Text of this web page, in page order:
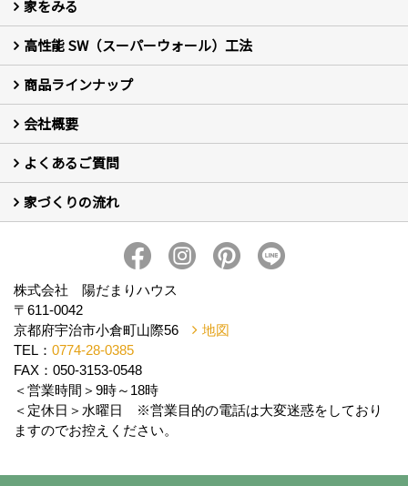
イベント予告
イベント報告
家をみる
フォトギャラリー
現場レポート
お客様の声
高性能 SW（スーパーウォール）工法
新築住宅の制振SW工法
セミ新築のSW工法（断熱リノベーション）
商品ラインナップ
セミ新築 (商標登録第6729704号) Hi・da・ma・ri の家
完全自由設計 注文住宅
自然素材の家 注文住宅
T-CLASS-北欧風セレクト住宅
会社概要
はじめての方 社長の想い
会社の歴史・陽だまりハウスの意味とは？
スタッフ紹介
スタッフブログ
会社情報
アクセス
会社紹介の動画
プライバシーポリシー
よくあるご質問
新築について (10)
リフォームについて (2)
家づくりの流れ
株式会社 陽だまりハウス
〒611-0042
京都府宇治市小倉町山際56
地図
TEL： 0774-28-0385
FAX：050-3153-0548
＜営業時間＞9時～18時
＜定休日＞水曜日 ※営業目的の電話は大変迷惑をしており
ますのでお控えください。